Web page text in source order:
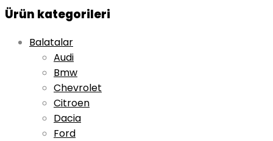
Ürün kategorileri
Balatalar
Audi
Bmw
Chevrolet
Citroen
Dacia
Ford